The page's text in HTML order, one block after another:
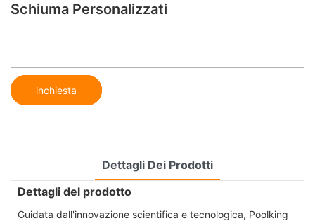
Schiuma Personalizzati
inchiesta
Dettagli Dei Prodotti
Dettagli del prodotto
Guidata dall'innovazione scientifica e tecnologica, Poolking